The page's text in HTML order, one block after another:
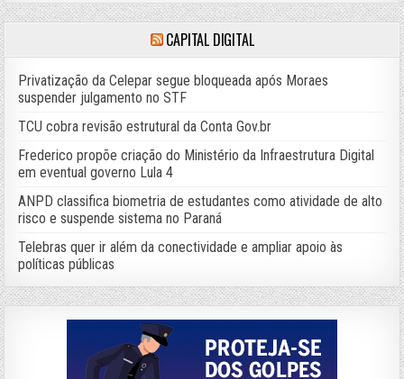
CAPITAL DIGITAL
Privatização da Celepar segue bloqueada após Moraes
suspender julgamento no STF
TCU cobra revisão estrutural da Conta Gov.br
Frederico propõe criação do Ministério da Infraestrutura Digital
em eventual governo Lula 4
ANPD classifica biometria de estudantes como atividade de alto
risco e suspende sistema no Paraná
Telebras quer ir além da conectividade e ampliar apoio às
políticas públicas